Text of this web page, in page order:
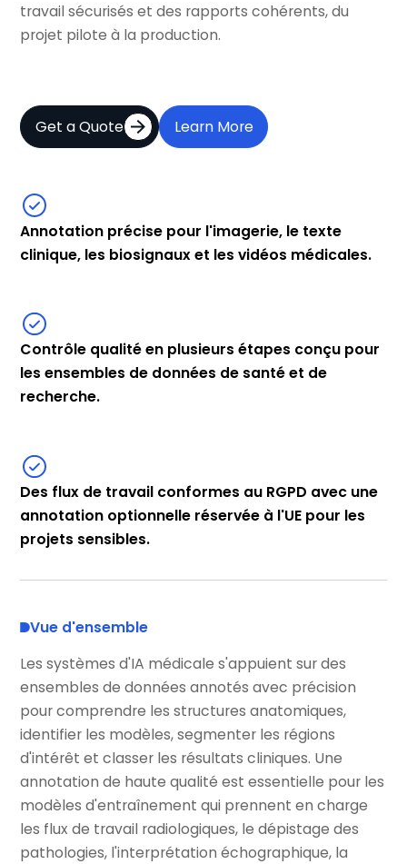
travail sécurisés et des rapports cohérents, du
projet pilote à la production.
Get a Quote Learn More
Annotation précise pour l'imagerie, le texte
clinique, les biosignaux et les vidéos médicales.
Contrôle qualité en plusieurs étapes conçu pour
les ensembles de données de santé et de
recherche.
Des flux de travail conformes au RGPD avec une
annotation optionnelle réservée à l'UE pour les
projets sensibles.
Vue d'ensemble
Les systèmes d'IA médicale s'appuient sur des
ensembles de données annotés avec précision
pour comprendre les structures anatomiques,
identifier les modèles, segmenter les régions
d'intérêt et classer les résultats cliniques. Une
annotation de haute qualité est essentielle pour les
modèles d'entraînement qui prennent en charge
les flux de travail radiologiques, le dépistage des
pathologies, l'interprétation échographique, la